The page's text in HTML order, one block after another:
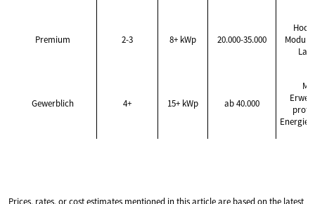
Premium 2-3 8+ kWp 20.000-35.000
Gewerblich 4+ 15+ kWp ab 40.000
Prices, rates, or cost estimates mentioned in this article are based on the latest